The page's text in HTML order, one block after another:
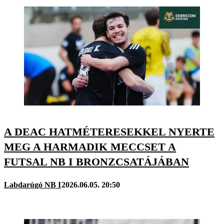
A DEAC HATMÉTERESEKKEL NYERTE
MEG A HARMADIK MECCSET A
FUTSAL NB I BRONZCSATÁJÁBAN
Labdarúgó NB I2026.06.05. 20:50